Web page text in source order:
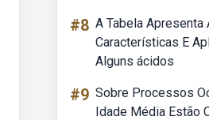
#8 A Tabela Apresenta
Características E
Alguns ácidos
#9 Sobre Processos
Idade Média Estão